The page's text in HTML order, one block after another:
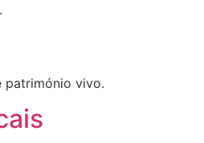
património vivo.